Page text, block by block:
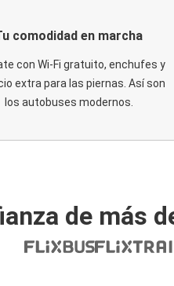
comodidad en marcha
con Wi-Fi gratuito, enchufes y
extra para las piernas. Así son
los autobuses modernos.
de más